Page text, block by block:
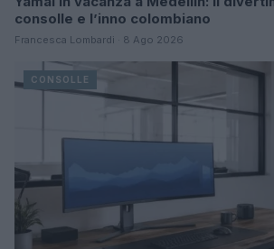
consolle e l’inno colombiano
Francesca Lombardi · 8 Ago 2026
CONSOLLE